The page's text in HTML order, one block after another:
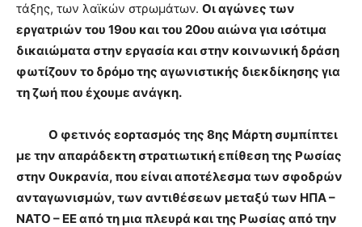
τάξης, των λαϊκών στρωμάτων. Οι αγώνες των
εργατριών του 19ου και του 20ου αιώνα για ισότιμα
δικαιώματα στην εργασία και στην κοινωνική δράση
φωτίζουν το δρόμο της αγωνιστικής διεκδίκησης για
τη ζωή που έχουμε ανάγκη.
Ο φετινός εορτασμός της 8ης Μάρτη συμπίπτει
με την απαράδεκτη στρατιωτική επίθεση της Ρωσίας
στην Ουκρανία, που είναι αποτέλεσμα των σφοδρών
ανταγωνισμών, των αντιθέσεων μεταξύ των ΗΠΑ –
ΝΑΤΟ – ΕΕ από τη μια πλευρά και της Ρωσίας από την